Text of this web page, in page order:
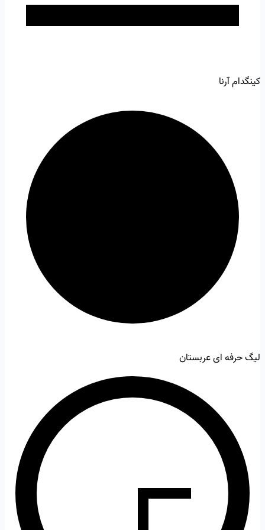
کینگدام آرنا
لیگ حرفه ای عربستان